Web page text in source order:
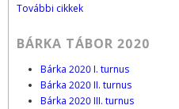
További cikkek
BÁRKA TÁBOR 2020
Bárka 2020 I. turnus
Bárka 2020 II. turnus
Bárka 2020 III. turnus